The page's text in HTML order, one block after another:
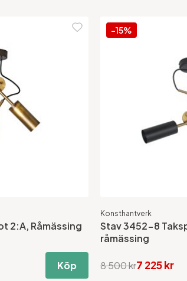
2:A, Råmässing
Köp
-15%
Konsthantverk
Stav 3452-8
råmässing
7 225 kr
8 500 kr